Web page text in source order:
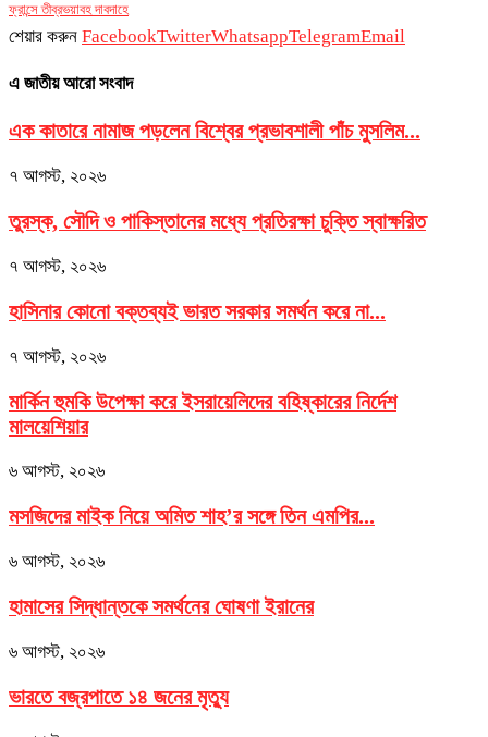
ফ্রান্সে তীব্রভয়াবহ দাবদাহে
শেয়ার করুন FacebookTwitterWhatsappTelegramEmail
এ জাতীয় আরো সংবাদ
এক কাতারে নামাজ পড়লেন বিশ্বের প্রভাবশালী পাঁচ মুসলিম...
৭ আগস্ট, ২০২৬
তুরস্ক, সৌদি ও পাকিস্তানের মধ্যে প্রতিরক্ষা চুক্তি স্বাক্ষরিত
৭ আগস্ট, ২০২৬
হাসিনার কোনো বক্তব্যই ভারত সরকার সমর্থন করে না...
৭ আগস্ট, ২০২৬
মার্কিন হুমকি উপেক্ষা করে ইসরায়েলিদের বহিষ্কারের নির্দেশ
মালয়েশিয়ার
৬ আগস্ট, ২০২৬
মসজিদের মাইক নিয়ে অমিত শাহ’র সঙ্গে তিন এমপির...
৬ আগস্ট, ২০২৬
হামাসের সিদ্ধান্তকে সমর্থনের ঘোষণা ইরানের
৬ আগস্ট, ২০২৬
ভারতে বজ্রপাতে ১৪ জনের মৃত্যু